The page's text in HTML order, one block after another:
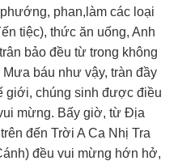
phan,làm các loại
tiệc), thức ăn uống, Anh
bảo đều từ trong không
báu như vậy, tràn đầy
giới, chúng sinh được điều
mừng. Bấy giờ, từ Địa
đến Trời A Ca Nhị Tra
đều vui mừng hớn hở,